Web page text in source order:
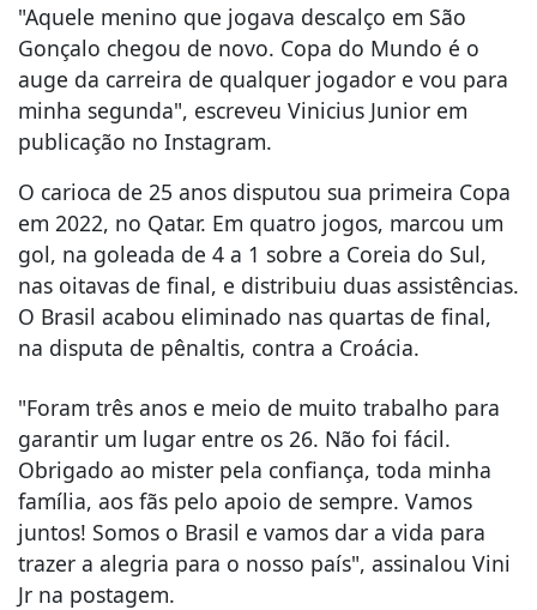
"Aquele menino que jogava descalço em São
Gonçalo chegou de novo. Copa do Mundo é o
auge da carreira de qualquer jogador e vou para
minha segunda", escreveu Vinicius Junior em
publicação no Instagram.
O carioca de 25 anos disputou sua primeira Copa
em 2022, no Qatar. Em quatro jogos, marcou um
gol, na goleada de 4 a 1 sobre a Coreia do Sul,
nas oitavas de final, e distribuiu duas assistências.
O Brasil acabou eliminado nas quartas de final,
na disputa de pênaltis, contra a Croácia.
"Foram três anos e meio de muito trabalho para
garantir um lugar entre os 26. Não foi fácil.
Obrigado ao mister pela confiança, toda minha
família, aos fãs pelo apoio de sempre. Vamos
juntos! Somos o Brasil e vamos dar a vida para
trazer a alegria para o nosso país", assinalou Vini
Jr na postagem.